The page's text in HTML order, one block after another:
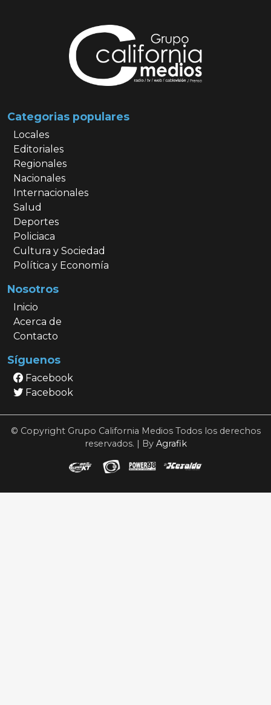
Categorias populares
Locales
Editoriales
Regionales
Nacionales
Internacionales
Salud
Deportes
Policiaca
Cultura y Sociedad
Política y Economía
Nosotros
Inicio
Acerca de
Contacto
Síguenos
Facebook
Facebook
© Copyright Grupo California Medios Todos los derechos
reservados. | By Agrafik